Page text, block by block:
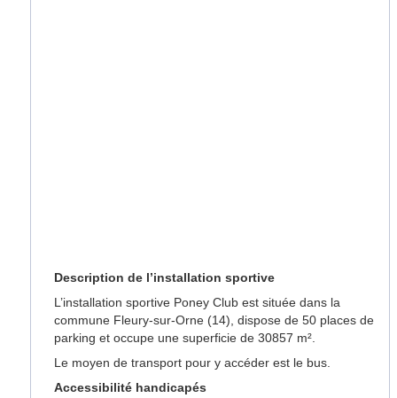
Description de l’installation sportive
L’installation sportive Poney Club est située dans la
commune Fleury-sur-Orne (14), dispose de 50 places de
parking et occupe une superficie de 30857 m².
Le moyen de transport pour y accéder est le bus.
Accessibilité handicapés